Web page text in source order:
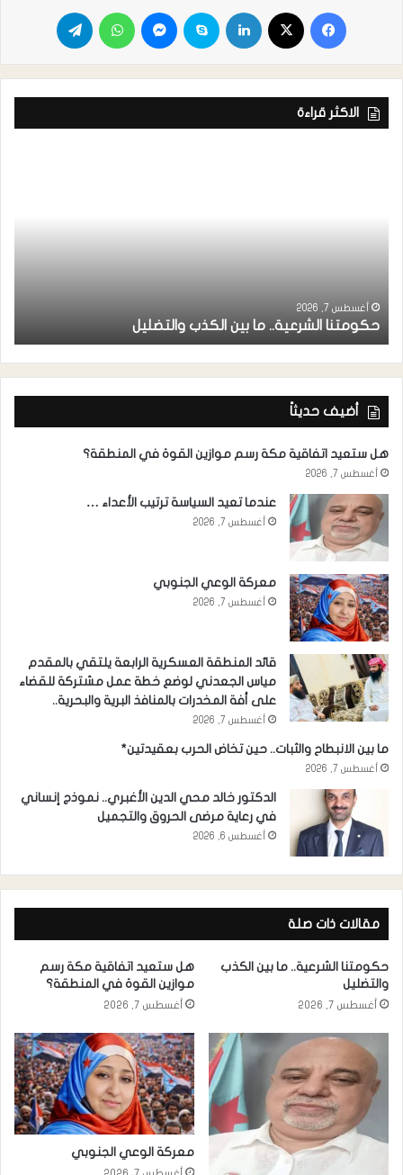
الاكثر قراءة
أغسطس 7, 2026
حكومتنا الشرعية.. ما بين الكذب والتضليل
أضيف حديثاً
هل ستعيد اتفاقية مكة رسم موازين القوة في المنطقة؟
أغسطس 7, 2026
عندما تعيد السياسة ترتيب الأعداء …
أغسطس 7, 2026
معركة الوعي الجنوبي
أغسطس 7, 2026
قائد المنطقة العسكرية الرابعة يلتقي بالمقدم
مياس الجعدني لوضع خطة عمل مشتركة للقضاء
على أفة المخدرات بالمنافذ البرية والبحرية..
أغسطس 7, 2026
ما بين الانبطاح والثبات.. حين تخاض الحرب بعقيدتين*
أغسطس 7, 2026
الدكتور خالد محي الدين الأغبري.. نموذج إنساني
في رعاية مرضى الحروق والتجميل
أغسطس 6, 2026
مقالات ذات صلة
حكومتنا الشرعية.. ما بين الكذب
والتضليل
أغسطس 7, 2026
هل ستعيد اتفاقية مكة رسم
موازين القوة في المنطقة؟
أغسطس 7, 2026
معركة الوعي الجنوبي